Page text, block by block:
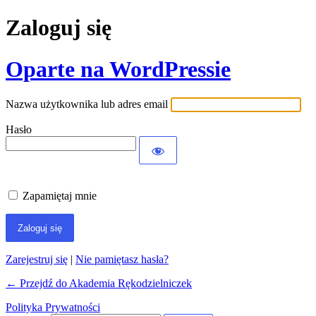
Zaloguj się
Oparte na WordPressie
Nazwa użytkownika lub adres email
Hasło
Zapamiętaj mnie
Zarejestruj się | Nie pamiętasz hasła?
← Przejdź do Akademia Rękodzielniczek
Polityka Prywatności